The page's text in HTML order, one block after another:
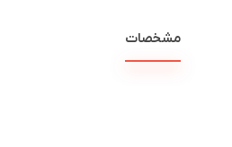
مشخصات